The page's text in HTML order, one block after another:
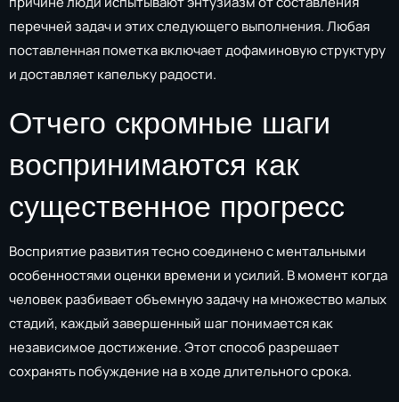
перечней задач и этих следующего выполнения. Любая
поставленная пометка включает дофаминовую структуру
и доставляет капельку радости.
Отчего скромные шаги
воспринимаются как
существенное прогресс
Восприятие развития тесно соединено с ментальными
особенностями оценки времени и усилий. В момент когда
человек разбивает объемную задачу на множество малых
стадий, каждый завершенный шаг понимается как
независимое достижение. Этот способ разрешает
сохранять побуждение на в ходе длительного срока.